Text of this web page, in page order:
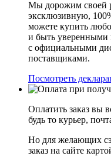
Мы дорожим своей
эксклюзивную,
можете купить
и быть уверенными
с официальными
поставщиками.
Посмотреть
Оплатить заказ вы
будь то курьер,
Но для желающих
заказ на сайте